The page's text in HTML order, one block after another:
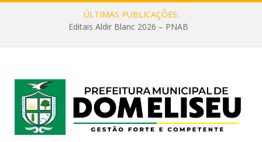
ÚLTIMAS PUBLICAÇÕES:
Editais Aldir Blanc 2026 – PNAB